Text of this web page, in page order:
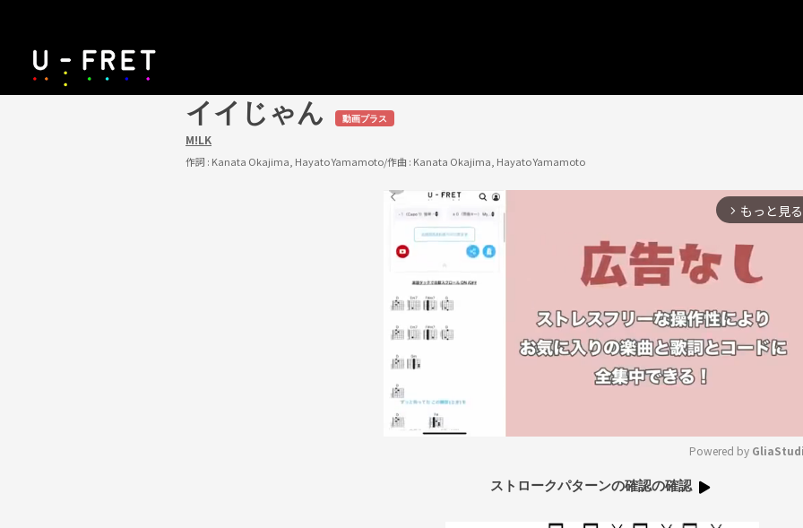
イイじゃん 動画プラス
M!LK
作詞 : Kanata Okajima, Hayato Yamamoto/作曲 : Kanata Okajima, Hayato Yamamoto
arrow_forward_ios もっと見る
Powered by
ストロークパターンの確認の確認